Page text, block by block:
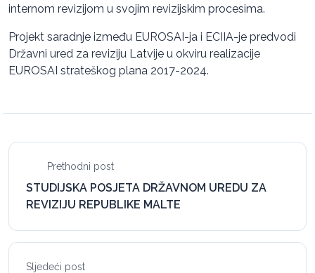
internom revizijom u svojim revizijskim procesima.
Projekt saradnje između EUROSAI-ja i ECIIA-je predvodi
Državni ured za reviziju Latvije u okviru realizacije
EUROSAI strateškog plana 2017-2024.
Prethodni post
STUDIJSKA POSJETA DRŽAVNOM UREDU ZA
REVIZIJU REPUBLIKE MALTE
Sljedeći post